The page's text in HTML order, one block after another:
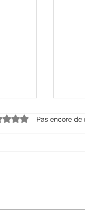
0 étoile sur 5.Pas encore de